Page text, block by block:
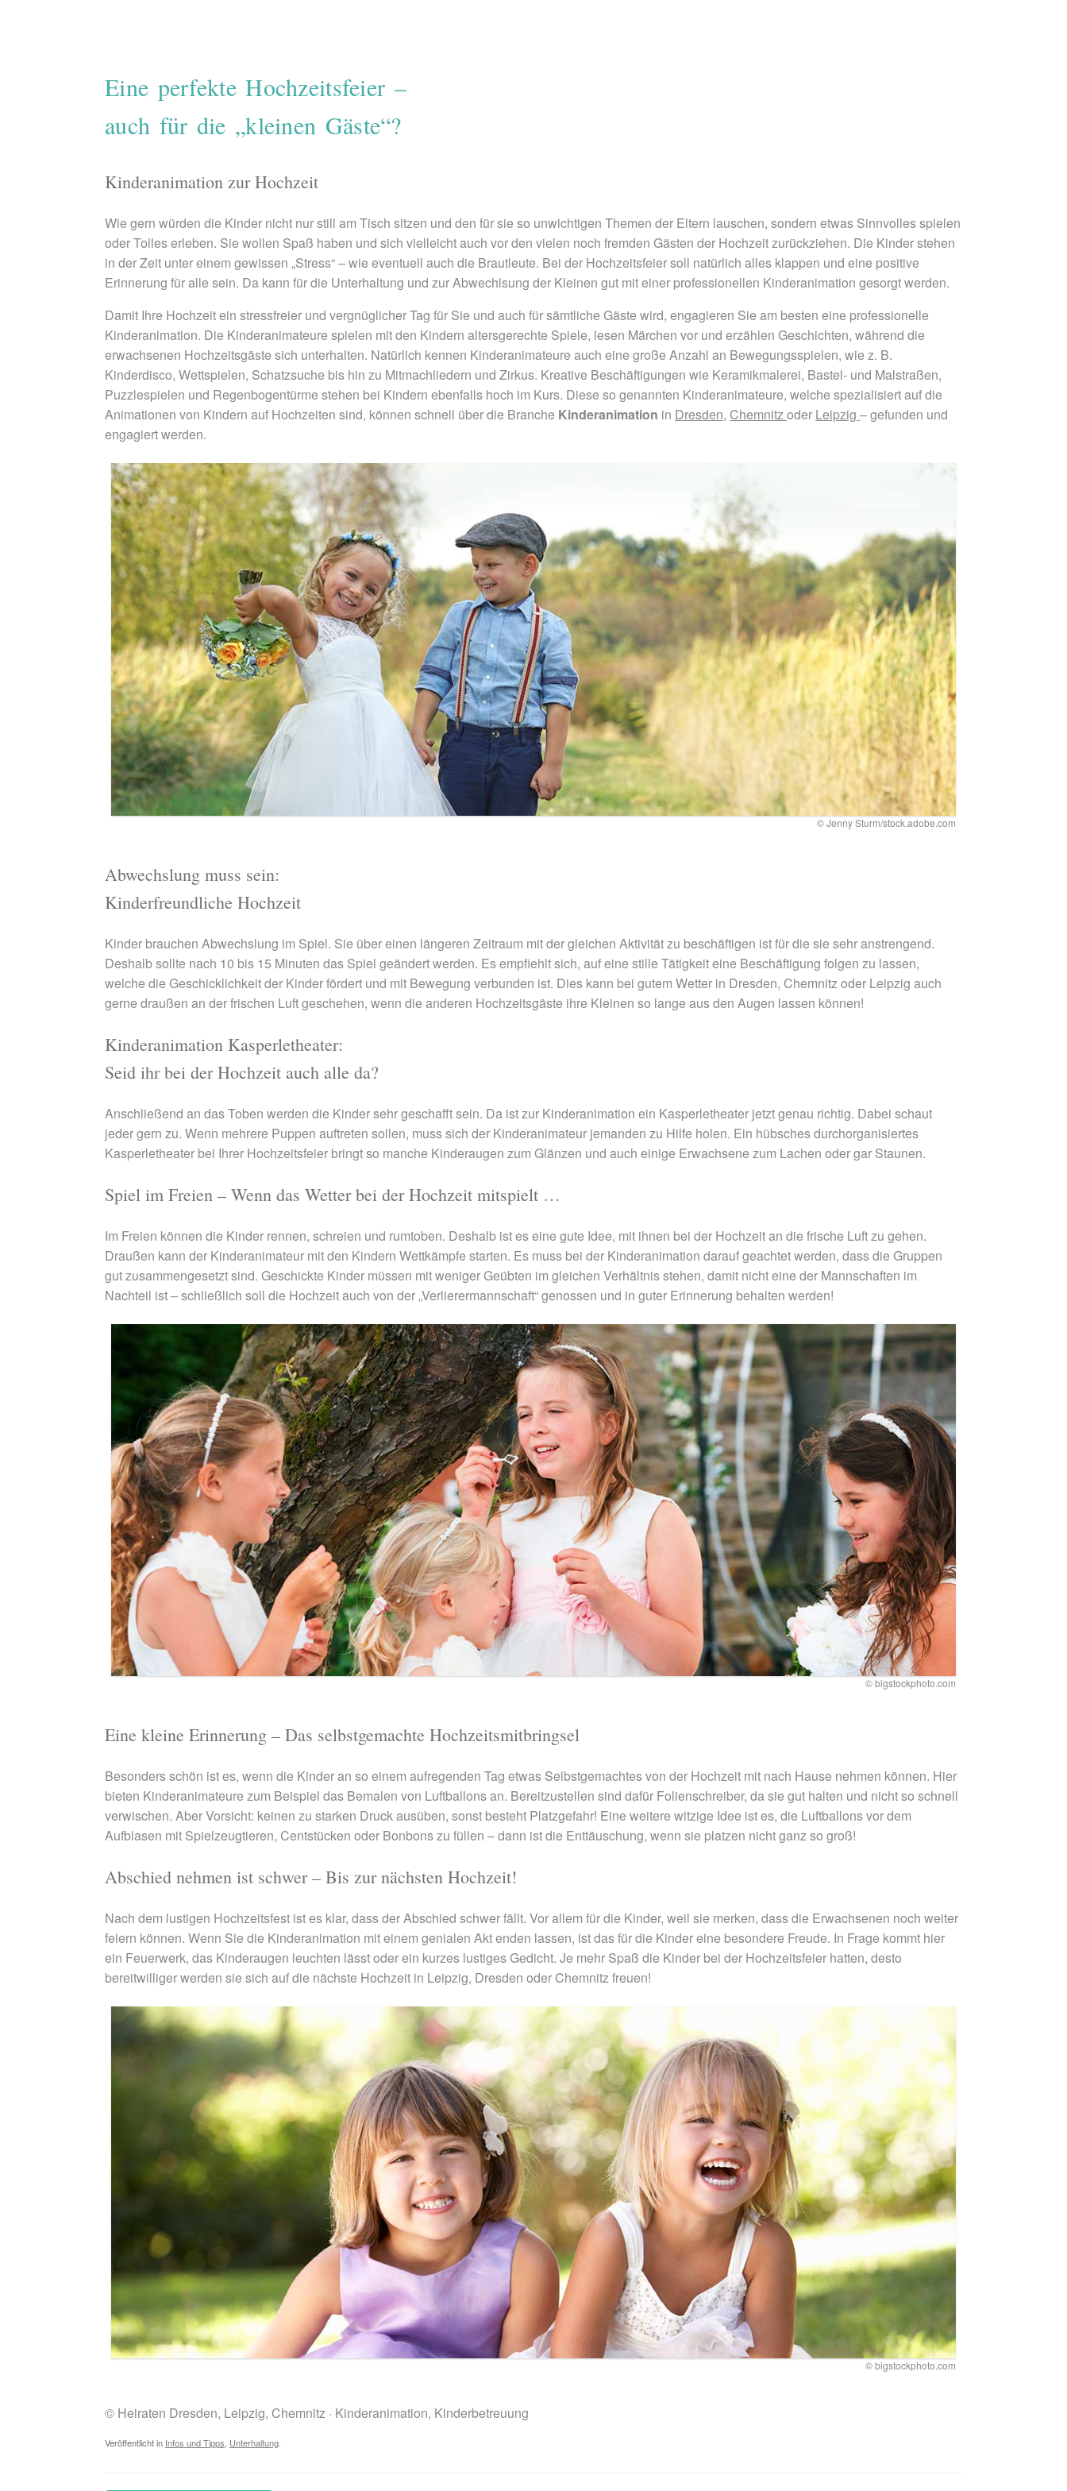
Eine perfekte Hochzeitsfeier –
auch für die „kleinen Gäste“?
Kinderanimation zur Hochzeit
Wie gern würden die Kinder nicht nur still am Tisch sitzen und den für sie so unwichtigen Themen der Eltern lauschen, sondern etwas Sinnvolles spielen
oder Tolles erleben. Sie wollen Spaß haben und sich vielleicht auch vor den vielen noch fremden Gästen der Hochzeit zurückziehen. Die Kinder stehen
in der Zeit unter einem gewissen „Stress“ – wie eventuell auch die Brautleute. Bei der Hochzeitsfeier soll natürlich alles klappen und eine positive
Erinnerung für alle sein. Da kann für die Unterhaltung und zur Abwechlsung der Kleinen gut mit einer professionellen Kinderanimation gesorgt werden.
Damit Ihre Hochzeit ein stressfreier und vergnüglicher Tag für Sie und auch für sämtliche Gäste wird, engagieren Sie am besten eine professionelle
Kinderanimation. Die Kinderanimateure spielen mit den Kindern altersgerechte Spiele, lesen Märchen vor und erzählen Geschichten, während die
erwachsenen Hochzeitsgäste sich unterhalten. Natürlich kennen Kinderanimateure auch eine große Anzahl an Bewegungsspielen, wie z. B.
Kinderdisco, Wettspielen, Schatzsuche bis hin zu Mitmachliedern und Zirkus. Kreative Beschäftigungen wie Keramikmalerei, Bastel- und Malstraßen,
Puzzlespielen und Regenbogentürme stehen bei Kindern ebenfalls hoch im Kurs. Diese so genannten Kinderanimateure, welche spezialisiert auf die
Animationen von Kindern auf Hochzeiten sind, können schnell über die Branche Kinderanimation in Dresden, Chemnitzoder Leipzig – gefunden und
engagiert werden.
© Jenny Sturm/stock.adobe.com
Abwechslung muss sein:
Kinderfreundliche Hochzeit
Kinder brauchen Abwechslung im Spiel. Sie über einen längeren Zeitraum mit der gleichen Aktivität zu beschäftigen ist für die sie sehr anstrengend.
Deshalb sollte nach 10 bis 15 Minuten das Spiel geändert werden. Es empfiehlt sich, auf eine stille Tätigkeit eine Beschäftigung folgen zu lassen,
welche die Geschicklichkeit der Kinder fördert und mit Bewegung verbunden ist. Dies kann bei gutem Wetter in Dresden, Chemnitz oder Leipzig auch
gerne draußen an der frischen Luft geschehen, wenn die anderen Hochzeitsgäste ihre Kleinen so lange aus den Augen lassen können!
Kinderanimation Kasperletheater:
Seid ihr bei der Hochzeit auch alle da?
Anschließend an das Toben werden die Kinder sehr geschafft sein. Da ist zur Kinderanimation ein Kasperletheater jetzt genau richtig. Dabei schaut
jeder gern zu. Wenn mehrere Puppen auftreten sollen, muss sich der Kinderanimateur jemanden zu Hilfe holen. Ein hübsches durchorganisiertes
Kasperletheater bei Ihrer Hochzeitsfeier bringt so manche Kinderaugen zum Glänzen und auch einige Erwachsene zum Lachen oder gar Staunen.
Spiel im Freien – Wenn das Wetter bei der Hochzeit mitspielt …
Im Freien können die Kinder rennen, schreien und rumtoben. Deshalb ist es eine gute Idee, mit ihnen bei der Hochzeit an die frische Luft zu gehen.
Draußen kann der Kinderanimateur mit den Kindern Wettkämpfe starten. Es muss bei der Kinderanimation darauf geachtet werden, dass die Gruppen
gut zusammengesetzt sind. Geschickte Kinder müssen mit weniger Geübten im gleichen Verhältnis stehen, damit nicht eine der Mannschaften im
Nachteil ist – schließlich soll die Hochzeit auch von der „Verlierermannschaft“ genossen und in guter Erinnerung behalten werden!
© bigstockphoto.com
Eine kleine Erinnerung – Das selbstgemachte Hochzeitsmitbringsel
Besonders schön ist es, wenn die Kinder an so einem aufregenden Tag etwas Selbstgemachtes von der Hochzeit mit nach Hause nehmen können. Hier
bieten Kinderanimateure zum Beispiel das Bemalen von Luftballons an. Bereitzustellen sind dafür Folienschreiber, da sie gut halten und nicht so schnell
verwischen. Aber Vorsicht: keinen zu starken Druck ausüben, sonst besteht Platzgefahr! Eine weitere witzige Idee ist es, die Luftballons vor dem
Aufblasen mit Spielzeugtieren, Centstücken oder Bonbons zu füllen – dann ist die Enttäuschung, wenn sie platzen nicht ganz so groß!
Abschied nehmen ist schwer – Bis zur nächsten Hochzeit!
Nach dem lustigen Hochzeitsfest ist es klar, dass der Abschied schwer fällt. Vor allem für die Kinder, weil sie merken, dass die Erwachsenen noch weiter
feiern können. Wenn Sie die Kinderanimation mit einem genialen Akt enden lassen, ist das für die Kinder eine besondere Freude. In Frage kommt hier
ein Feuerwerk, das Kinderaugen leuchten lässt oder ein kurzes lustiges Gedicht. Je mehr Spaß die Kinder bei der Hochzeitsfeier hatten, desto
bereitwilliger werden sie sich auf die nächste Hochzeit in Leipzig, Dresden oder Chemnitz freuen!
© bigstockphoto.com
© Heiraten Dresden, Leipzig, Chemnitz · Kinderanimation, Kinderbetreuung
Veröffentlicht in Infos und Tipps Unterhaltung